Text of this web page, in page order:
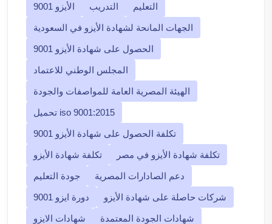
الأيزو 9001 التدريب التعليم
الجهات المانحة لشهادة الأيزو في السعودية
الحصول على شهادة الأيزو 9001
المجلس الوطني للاعتماد
الهيئة المصرية العامة للمواصفات والجودة
تحميل iso 9001:2015
تكلفة الحصول على شهادة الأيزو 9001
تكلفة شهادة الأيزو تكلفة شهادة الأيزو في مصر
جودة التعليم دعم الصادارات المصرية
دورة ايزو 9001 شركات حاصلة على شهادة الأيزو
شهادات الايزو شهادات الجودة المعتمدة